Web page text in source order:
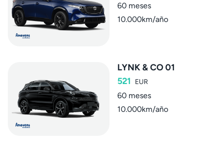
60 meses
10.000km/año
LYNK & CO 01
521
EUR
60 meses
10.000km/año